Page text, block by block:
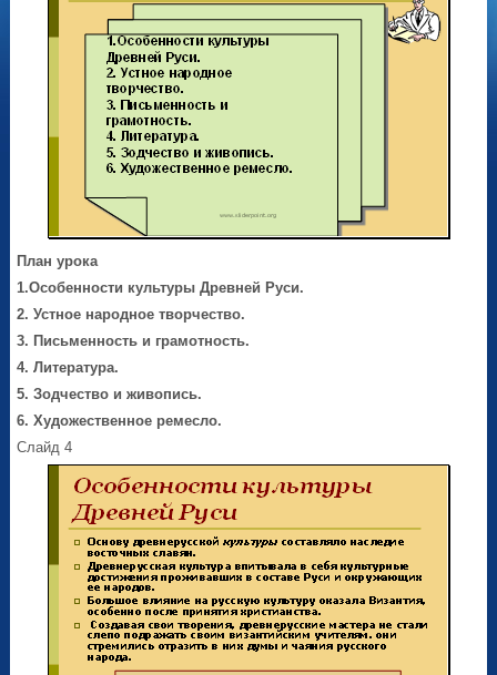
План урока
1.Особенности культуры Древней Руси.
2. Устное народное творчество.
3. Письменность и грамотность.
4. Литература.
5. Зодчество и живопись.
6. Художественное ремесло.
Слайд 4